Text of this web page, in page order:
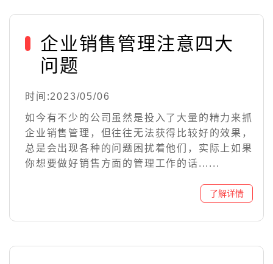
企业销售管理注意四大
问题
时间:2023/05/06
如今有不少的公司虽然是投入了大量的精力来抓
企业销售管理，但往往无法获得比较好的效果，
总是会出现各种的问题困扰着他们，实际上如果
你想要做好销售方面的管理工作的话......